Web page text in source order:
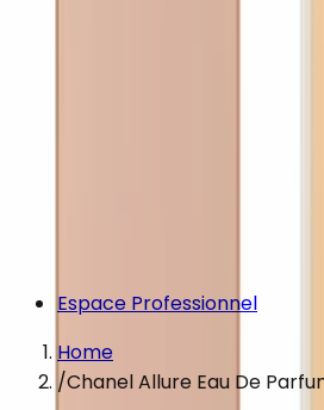
Espace Professionnel
Home
/Chanel Allure Eau De